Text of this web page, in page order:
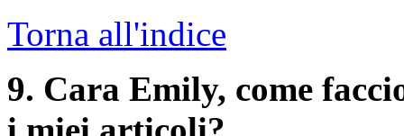
Torna all'indice
9. Cara Emily, come